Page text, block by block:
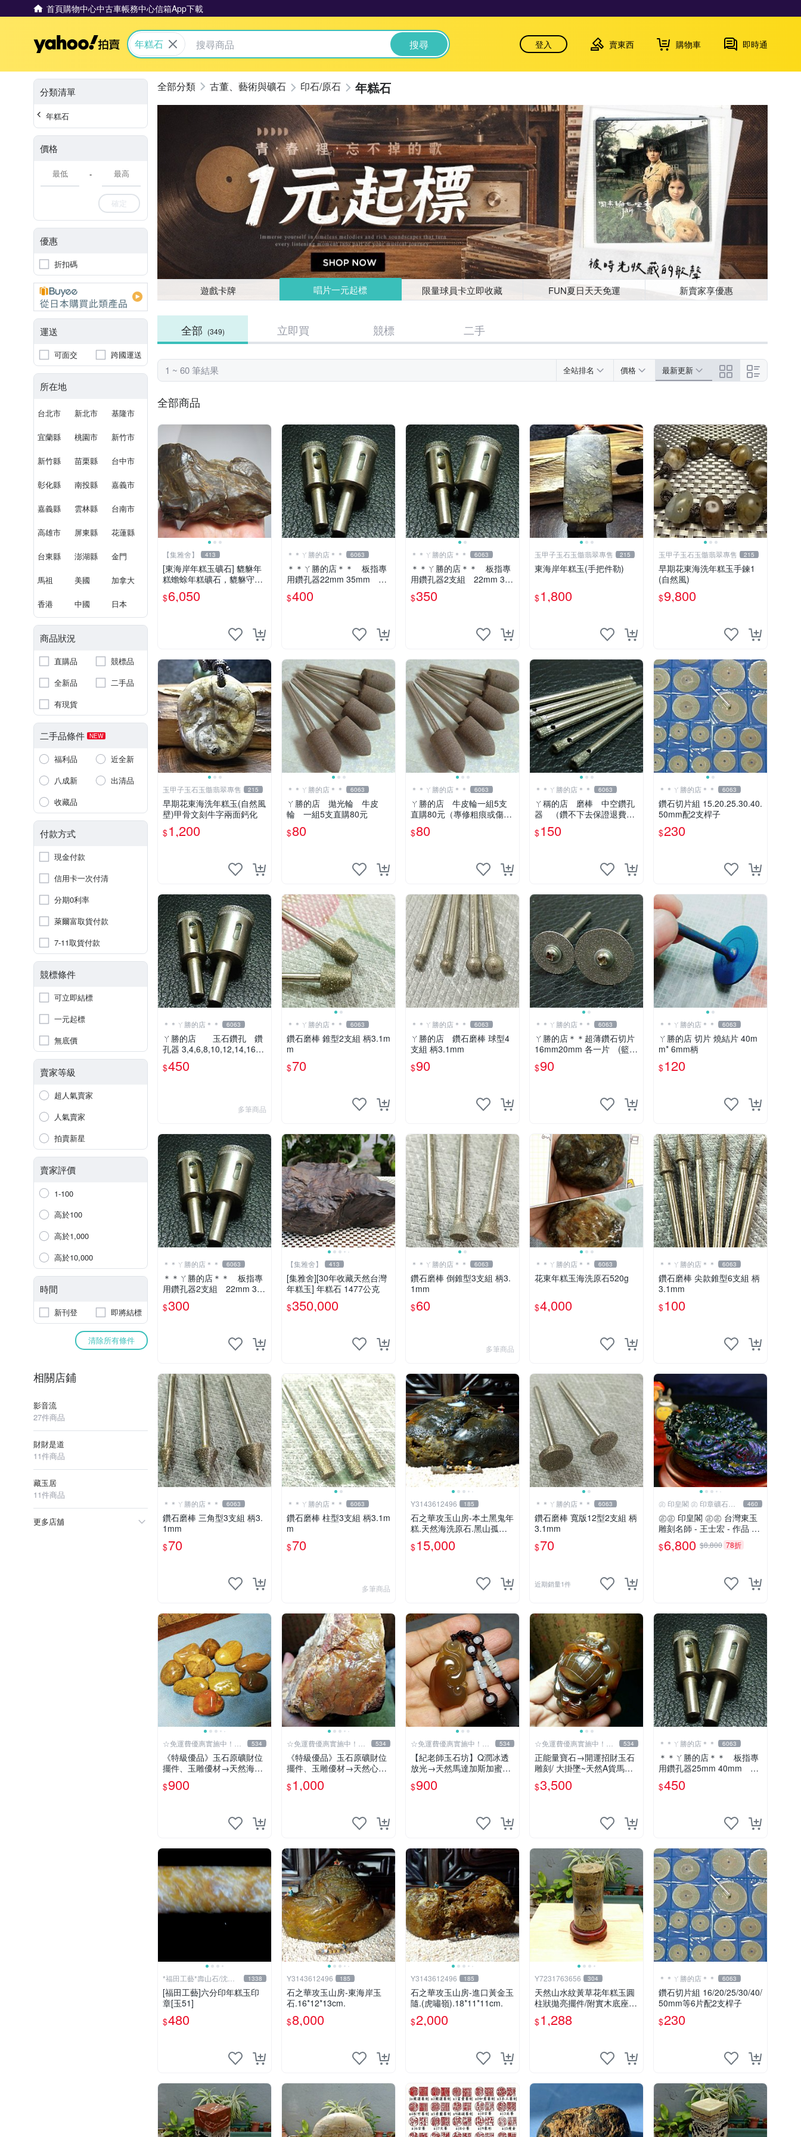
首頁購物中心中古車帳務中心信箱App下載
Yahoo拍賣
年糕石 搜尋 登入 賣東西 購物車 即時通
分類清單
年糕石
價格
-
確定
優惠
折扣碼
運送
可面交 跨國運送
所在地
台北市 新北市 基隆市
宜蘭縣 桃園市 新竹市
新竹縣 苗栗縣 台中市
彰化縣 南投縣 嘉義市
嘉義縣 雲林縣 台南市
高雄市 屏東縣 花蓮縣
台東縣 澎湖縣 金門
馬祖 美國 加拿大
香港 中國 日本
商品狀況
直購品
競標品
全新品
二手品
有現貨
二手品條件 NEW
福利品
近全新
八成新
出清品
收藏品
付款方式
現金付款
信用卡一次付清
分期0利率
萊爾富取貨付款
7-11取貨付款
競標條件
可立即結標
一元起標
無底價
賣家等級
超人氣賣家
人氣賣家
拍賣新星
賣家評價
1-100
高於100
高於1,000
高於10,000
時間
新刊登 即將結標
清除所有條件
相關店鋪
影音流
27件商品
財財是道
11件商品
藏玉居
11件商品
更多店舖
古董、藝術與礦石 印石/原石 年糕石
遊戲卡牌 唱片一元起標 限量球員卡立即收藏 FUN夏日天天免運 新賣家享優惠
全部 (349) 立即買 競標 二手
1 ~ 60 筆結果 全站排名 價格 最新更新
全部商品
【集雅舍】 413
[東海岸年糕玉礦石] 貔貅年
糕蟾蜍年糕礦石，貔貅守財
蟾蜍富，年糕如玉富贵來，
主富貴如意福壽康寧大吉!重
$6,050
＊＊ㄚ勝的店＊＊ 6063
＊＊ㄚ勝的店＊＊ 板指專
用鑽孔器22mm 35mm 玻
璃玉石等硬物使用～
$400
＊＊ㄚ勝的店＊＊ 6063
＊＊ㄚ勝的店＊＊ 板指專
用鑽孔器2支組 22mm 30
mm
$350
玉甲子玉石玉髓翡翠專售 215
東海岸年糕玉(手把件勒)
$1,800
玉甲子玉石玉髓翡翠專售 215
早期花東海洗年糕玉手鍊1
(自然風)
$9,800
玉甲子玉石玉髓翡翠專售 215
早期花東海洗年糕玉(自然風
壁)甲骨文刻牛字兩面鈣化
$1,200
＊＊ㄚ勝的店＊＊ 6063
ㄚ勝的店 拋光輪 牛皮
輪 一組5支直購80元
$80
＊＊ㄚ勝的店＊＊ 6063
ㄚ勝的店 牛皮輪一組5支
直購80元（專修粗痕或傷
痕）輕鬆容易請看照片～
$80
＊＊ㄚ勝的店＊＊ 6063
ㄚ稱的店 磨棒 中空鑽孔
器 （鑽不下去保證退費）
6支150元～
$150
＊＊ㄚ勝的店＊＊ 6063
鑽石切片組 15.20.25.30.40.
50mm配2支桿子
$230
＊＊ㄚ勝的店＊＊ 6063
ㄚ勝的店 玉石鑽孔 鑽
孔器 3,4,6,8,10,12,14,16
8支為一組直購450元
$450
多筆商品
＊＊ㄚ勝的店＊＊ 6063
鑽石磨棒 錐型2支組 柄3.1m
m
$70
＊＊ㄚ勝的店＊＊ 6063
ㄚ勝的店 鑽石磨棒 球型4
支組 柄3.1mm
$90
＊＊ㄚ勝的店＊＊ 6063
ㄚ勝的店＊＊超薄鑽石切片
16mm20mm 各一片 (籃寶
專用切片) 可減少很多損失.
$90
＊＊ㄚ勝的店＊＊ 6063
ㄚ勝的店 切片 燒結片 40m
m* 6mm柄
$120
＊＊ㄚ勝的店＊＊ 6063
＊＊ㄚ勝的店＊＊ 板指專
用鑽孔器2支組 22mm 35
mm 玻璃玉石等硬物使用
～
$300
【集雅舍】 413
[集雅舍][30年收藏天然台灣
年糕玉] 年糕石 1477公克
$350,000
＊＊ㄚ勝的店＊＊ 6063
鑽石磨棒 倒錐型3支組 柄3.
1mm
$60
多筆商品
＊＊ㄚ勝的店＊＊ 6063
花東年糕玉海洗原石520g
$4,000
＊＊ㄚ勝的店＊＊ 6063
鑽石磨棒 尖款錐型6支組 柄
3.1mm
$100
＊＊ㄚ勝的店＊＊ 6063
鑽石磨棒 三角型3支組 柄3.
1mm
$70
＊＊ㄚ勝的店＊＊ 6063
鑽石磨棒 柱型3支組 柄3.1m
m
$70
多筆商品
Y3143612496 185
石之華攻玉山房-本土黑鬼年
糕.天然海洗原石.黑山孤釣.1
6.5*9*9cm.
$15,000
＊＊ㄚ勝的店＊＊ 6063
鑽石磨棒 寬版12型2支組 柄
3.1mm
$70
近期銷量1件
㊣ 印皇閣 ㊣ 印章礦石批
發
460
㊣㊣ 印皇閣 ㊣㊣ 台灣東玉
雕刻名師 - 王士宏 - 作品 -
三足金蟾蜍 - 萬貫錢財 (師-
01)
$6,800 $8,800 78折
☆免運費優惠實施中！低
於批發價
534
《特級優品》玉石原礦財位
擺件、玉雕優材→天然海洗
原粒碧玉總重量980g 【紀
老師的收藏77-J42】※正能
$900
☆免運費優惠實施中！低
於批發價
534
《特級優品》玉石原礦財位
擺件、玉雕優材→天然心臟
年糕玉1670g 77-R87質地
特佳、Q潤微透迷人【紀老
$1,000
☆免運費優惠實施中！低
於批發價
534
【紀老師玉石坊】Q潤冰透
放光→天然馬達加斯加蜜蠟
色玉髓手工項鍊{福祿貔貅}
MD-50 ※正能量→聚氣招
$900
☆免運費優惠實施中！低
於批發價
534
正能量寶石→開運招財玉石
雕刻/ 大掛墜~天然A貨馬達
加斯加金橘紅玉髓{福祿雙
至}MAZ22【紀老師玉石
$3,500
＊＊ㄚ勝的店＊＊ 6063
＊＊ㄚ勝的店＊＊ 板指專
用鑽孔器25mm 40mm 玻
璃玉石等硬物使用～
$450
*福田工藝*壽山石/沈香
檀香
1338
[福田工藝]六分印年糕玉印
章[玉51]
$480
Y3143612496 185
石之華攻玉山房-東海岸玉
石.16*12*13cm.
$8,000
Y3143612496 185
石之華攻玉山房-進口黃金玉
隨.(虎嘯嶺).18*11*11cm.
$2,000
Y7231763656 304
天然山水紋黃草花年糕玉圓
柱狀拋亮擺件/附實木底座/
居家藝術擺件超好看，珍藏
品出清，重約1490公克
$1,288
＊＊ㄚ勝的店＊＊ 6063
鑽石切片組 16/20/25/30/40/
50mm等6片配2支桿子
$230